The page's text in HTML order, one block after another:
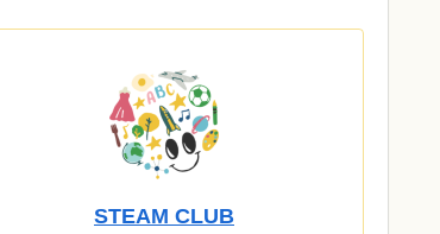
STEAM CLUB